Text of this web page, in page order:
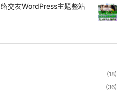
交友WordPress主题整站
(18)
(36)